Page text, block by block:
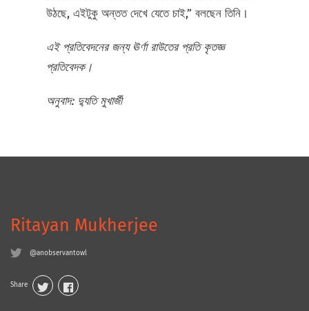
উঠছে, এইটুকু অন্তত দেখে যেতে চাই,” বলছেন তিনি।
এই প্রতিবেদনের জন্য ঊর্ণা রাউতের প্রতি কৃতজ্ঞ
প্রতিবেদক।
অনুবাদ: দ্যুতি মুখার্জী
Ritayan Mukherjee
@anobservantowl
Share